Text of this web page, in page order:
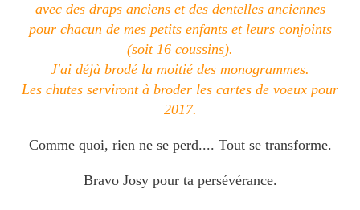
avec des draps anciens et des dentelles anciennes
pour chacun de mes petits enfants et leurs conjoints
(soit 16 coussins).
J'ai déjà brodé la moitié des monogrammes.
Les chutes serviront à broder les cartes de voeux pour
2017.
Comme quoi, rien ne se perd.... Tout se transforme.
Bravo Josy pour ta persévérance.